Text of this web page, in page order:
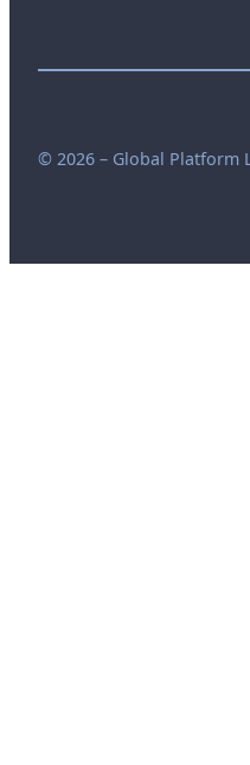
© 2026 – Global Platform